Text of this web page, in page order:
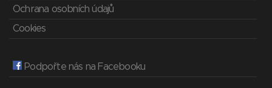
Ochrana osobních údajů
Cookies
Podpořte nás na Facebooku